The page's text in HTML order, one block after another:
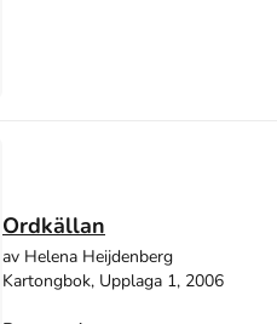
Ordkällan
av Helena Heijdenberg
Kartongbok, Upplaga 1, 2006